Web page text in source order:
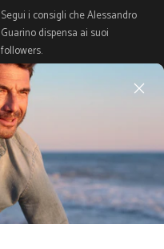
Segui i consigli che Alessandro
Guarino dispensa ai suoi
followers.